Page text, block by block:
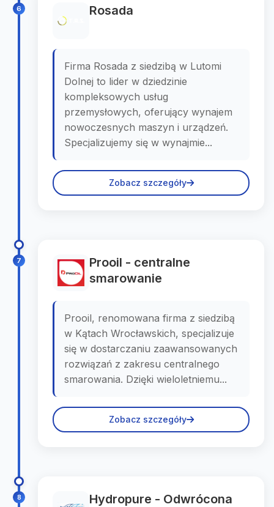
6 Rosada
Firma Rosada z siedzibą w Lutomi
Dolnej to lider w dziedzinie
kompleksowych usług
przemysłowych, oferujący wynajem
nowoczesnych maszyn i urządzeń.
Specjalizujemy się w wynajmie...
Zobacz szczegóły
7
Prooil - centralne
smarowanie
Prooil, renomowana firma z siedzibą
w Kątach Wrocławskich, specjalizuje
się w dostarczaniu zaawansowanych
rozwiązań z zakresu centralnego
smarowania. Dzięki wieloletniemu...
Zobacz szczegóły
8
Hydropure - Odwrócona